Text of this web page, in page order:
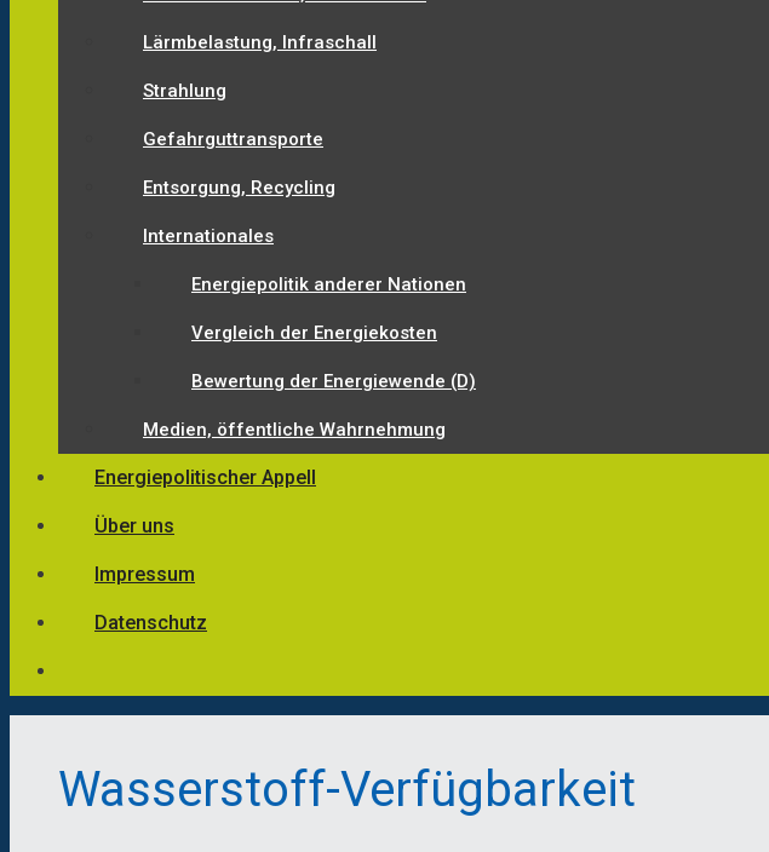
Lärmbelastung, Infraschall
Strahlung
Gefahrguttransporte
Entsorgung, Recycling
Internationales
Energiepolitik anderer Nationen
Vergleich der Energiekosten
Bewertung der Energiewende (D)
Medien, öffentliche Wahrnehmung
Energiepolitischer Appell
Über uns
Impressum
Datenschutz
Wasserstoff-Verfügbarkeit